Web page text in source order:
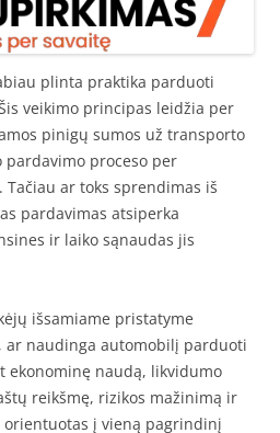
plinta praktika parduoti
veikimo principas leidžia per
pinigų sumos už transporto
proceso per
ar toks sprendimas iš
pardavimas atsiperka
ir laiko sąnaudas jis
išsamiame pristatyme
ar naudinga automobilį parduoti
ekonominę naudą, likvidumo
reikšmę, rizikos mažinimą ir
orientuotas į vieną pagrindinį